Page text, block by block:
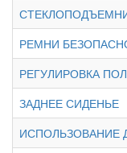
РЕМНИ
РЕГУЛИРОВКА
ЗАДНЕЕ СИДЕНЬЕ
ИСПОЛЬЗОВАНИЕ